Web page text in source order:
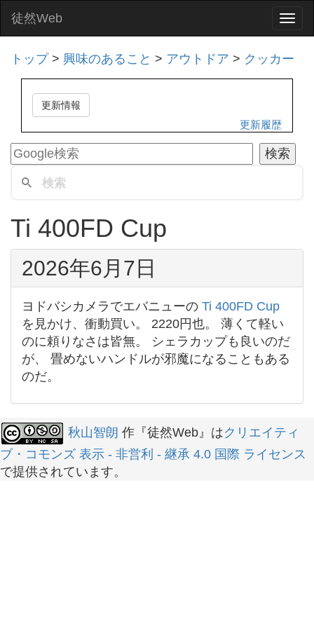
徒然Web
トップ> 興味のあること > アウトドア > クッカー
更新情報
更新履歴
Ti 400FD Cup
2026年6月7日
ヨドバシカメラでエバニューの Ti 400FD Cup
を見かけ、衝動買い。 2220円也。 薄くて軽い
のに頼りなさは皆無。 シェラカップも良いのだ
が、 畳めないハンドルが邪魔になることもある
のだ。
秋山智朗 作『徒然Web』はクリエイティ
ブ・コモンズ 表示 - 非営利 - 継承 4.0 国際 ライセンス
で提供されています。